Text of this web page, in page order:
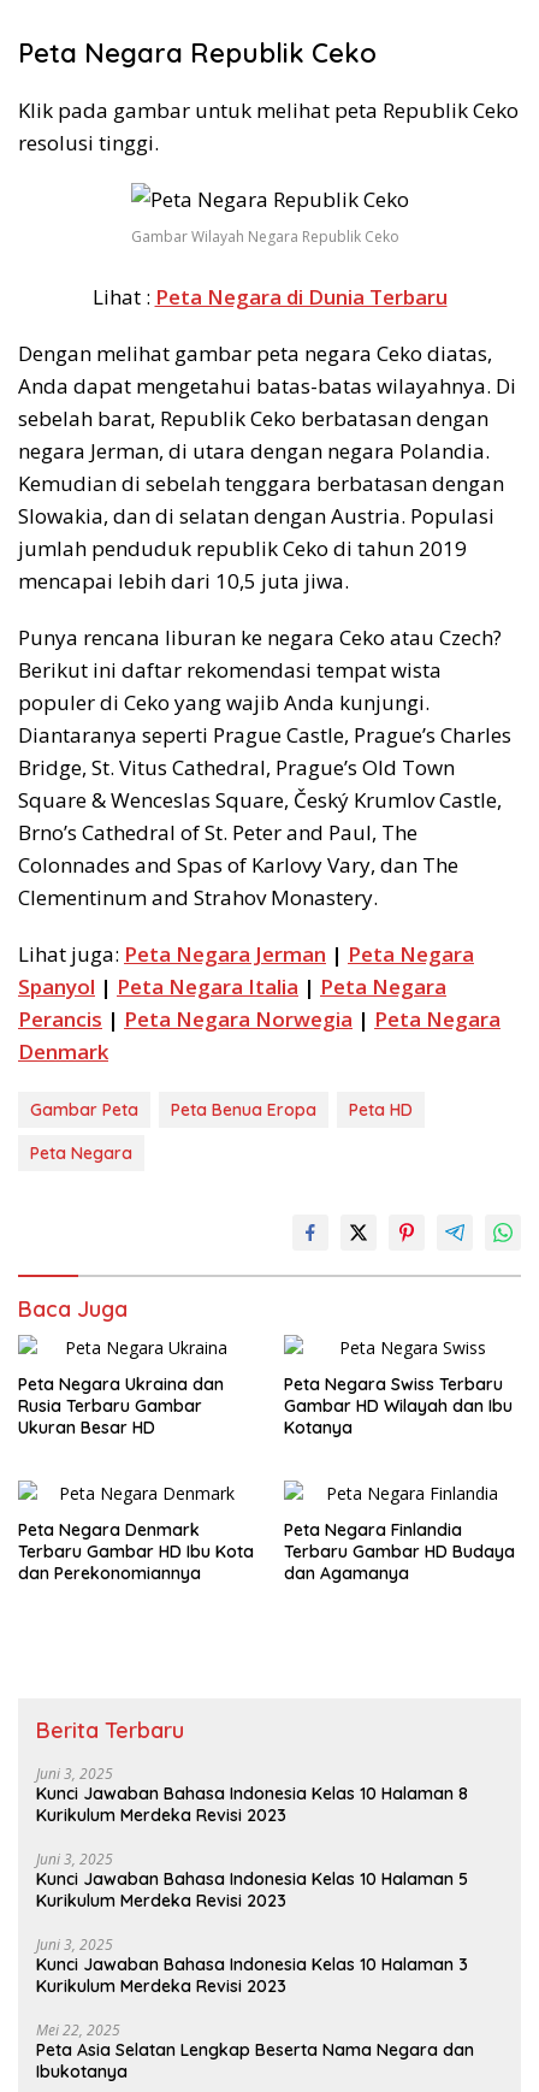
Peta Negara Republik Ceko
Klik pada gambar untuk melihat peta Republik Ceko
resolusi tinggi.
Gambar Wilayah Negara Republik Ceko
Lihat : Peta Negara di Dunia Terbaru
Dengan melihat gambar peta negara Ceko diatas,
Anda dapat mengetahui batas-batas wilayahnya. Di
sebelah barat, Republik Ceko berbatasan dengan
negara Jerman, di utara dengan negara Polandia.
Kemudian di sebelah tenggara berbatasan dengan
Slowakia, dan di selatan dengan Austria. Populasi
jumlah penduduk republik Ceko di tahun 2019
mencapai lebih dari 10,5 juta jiwa.
Punya rencana liburan ke negara Ceko atau Czech?
Berikut ini daftar rekomendasi tempat wista
populer di Ceko yang wajib Anda kunjungi.
Diantaranya seperti Prague Castle, Prague’s Charles
Bridge, St. Vitus Cathedral, Prague’s Old Town
Square & Wenceslas Square, Český Krumlov Castle,
Brno’s Cathedral of St. Peter and Paul, The
Colonnades and Spas of Karlovy Vary, dan The
Clementinum and Strahov Monastery.
Lihat juga: Peta Negara Jerman | Peta Negara
Spanyol | Peta Negara Italia | Peta Negara
Perancis | Peta Negara Norwegia | Peta Negara
Denmark
Gambar Peta Peta Benua Eropa
Peta HD
Peta Negara
Baca Juga
Peta Negara Ukraina dan
Rusia Terbaru Gambar
Ukuran Besar HD
Peta Negara Swiss Terbaru
Gambar HD Wilayah dan Ibu
Kotanya
Peta Negara Denmark
Terbaru Gambar HD Ibu Kota
dan Perekonomiannya
Peta Negara Finlandia
Terbaru Gambar HD Budaya
dan Agamanya
Berita Terbaru
Juni 3, 2025
Kunci Jawaban Bahasa Indonesia Kelas 10 Halaman 8
Kurikulum Merdeka Revisi 2023
Juni 3, 2025
Kunci Jawaban Bahasa Indonesia Kelas 10 Halaman 5
Kurikulum Merdeka Revisi 2023
Juni 3, 2025
Kunci Jawaban Bahasa Indonesia Kelas 10 Halaman 3
Kurikulum Merdeka Revisi 2023
Mei 22, 2025
Peta Asia Selatan Lengkap Beserta Nama Negara dan
Ibukotanya